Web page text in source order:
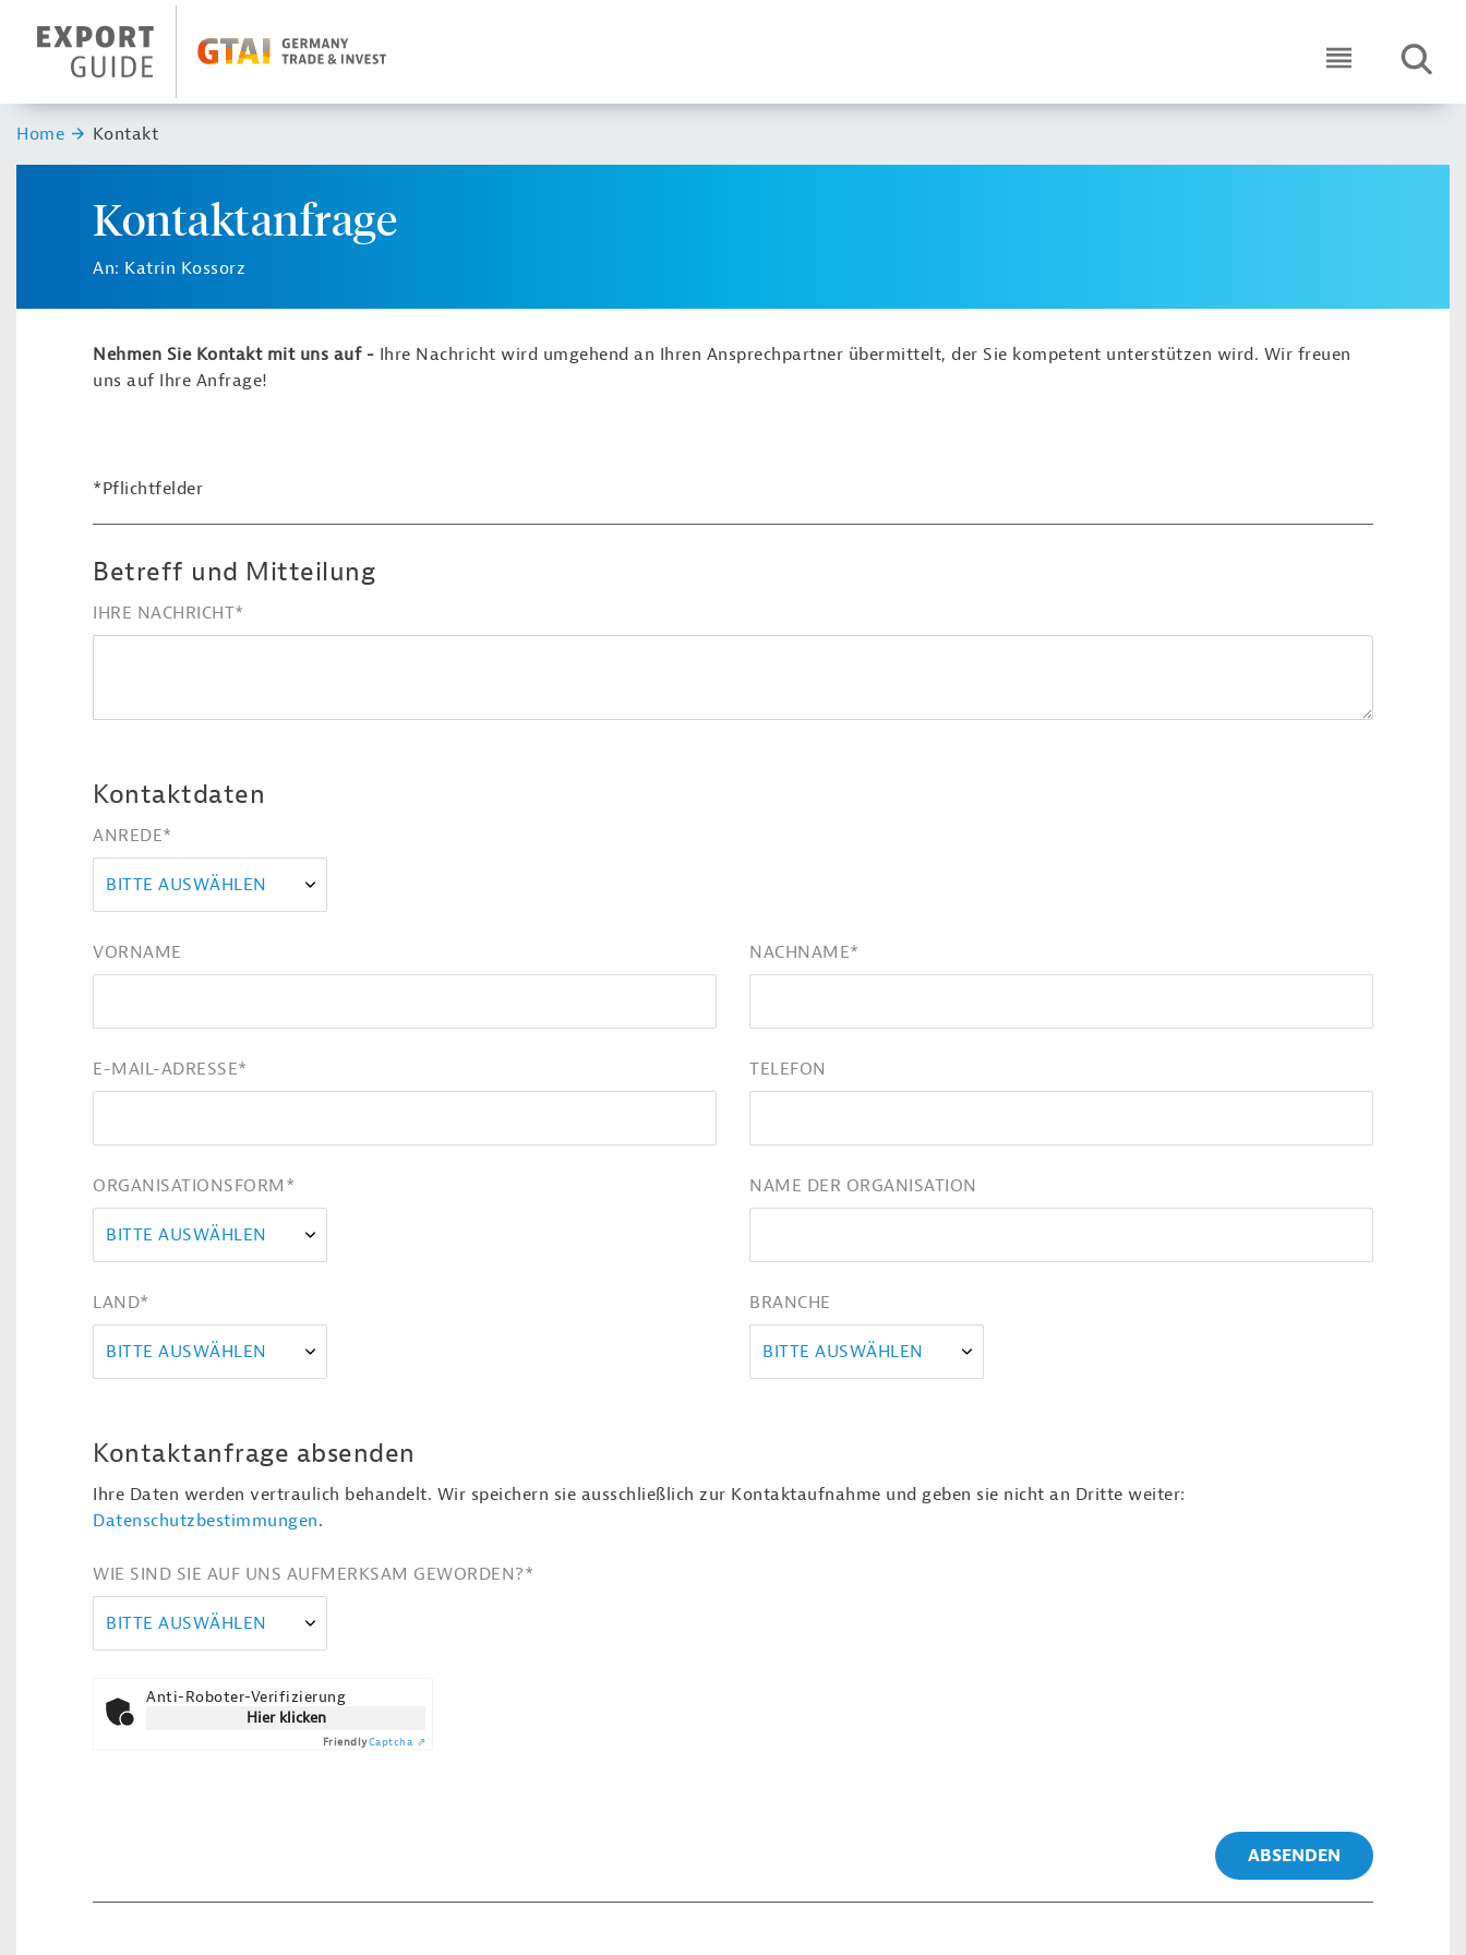
Header Logo
ICON ROUND
Sie sind hier:
Home Kontakt
Kontaktanfrage
An: Katrin Kossorz
Nehmen Sie Kontakt mit uns auf - Ihre Nachricht wird umgehend an Ihren Ansprechpartner übermittelt, der Sie kompetent unterstützen wird. Wir freuen
uns auf Ihre Anfrage!
*Pflichtfelder
Betreff und Mitteilung
IHRE NACHRICHT*
Kontaktdaten
ANREDE*
BITTE AUSWÄHLEN
VORNAME NACHNAME*
E-MAIL-ADRESSE* TELEFON
ORGANISATIONSFORM *
BITTE AUSWÄHLEN
NAME DER ORGANISATION
LAND*
BITTE AUSWÄHLEN
BRANCHE
BITTE AUSWÄHLEN
Kontaktanfrage absenden
Ihre Daten werden vertraulich behandelt. Wir speichern sie ausschließlich zur Kontaktaufnahme und geben sie nicht an Dritte weiter:
Datenschutzbestimmungen.
WIE SIND SIE AUF UNS AUFMERKSAM GEWORDEN?*
BITTE AUSWÄHLEN
Anti-Roboter-Verifizierung
Hier klicken
FriendlyCaptcha ⇗
ABSENDEN